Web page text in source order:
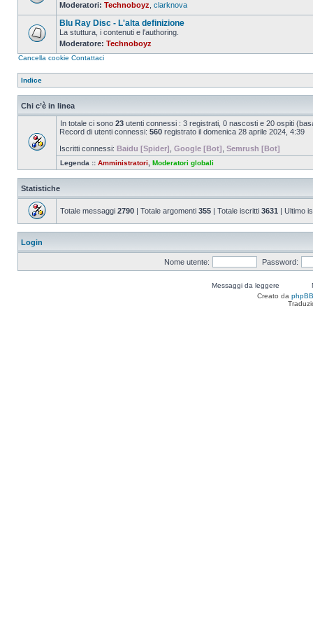
Nessun
messaggio
da
leggere
Moderatori: Technoboyz clarknova
Nessun
messaggio
da
Blu Ray Disc - L'alta definizione
La stuttura, i contenuti e l'authoring.
Moderatore: Technoboyz
Cancella cookie Contattaci
Indice
Chi c’è in linea
In totale ci sono 23 utenti connessi : 3 registrati, 0 nascosti e 20 ospiti
Record di utenti connessi: 560 registrato il domenica 28 aprile 2024, 4:39
Iscritti connessi: Baidu [Spider] Google [Bot] Semrush [Bot]
Legenda :: Amministratori Moderatori globali
Statistiche
Totale messaggi 2790 | Totale argomenti 355 | Totale iscritti 3631 | Ultimo
Login
Nome utente: Password:
Messaggi da leggere
Creato da phpBB